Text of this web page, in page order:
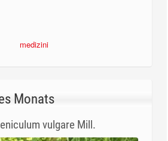
medizini
Monats
vulgare Mill.